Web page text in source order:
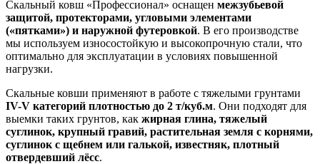
Скальный ковш «Профессионал» оснащен межзубьевой
защитой, протекторами, угловыми элементами
(«пятками») и наружной футеровкой. В его производстве
мы используем износостойкую и высокопрочную стали, что
оптимально для эксплуатации в условиях повышенной
нагрузки.
Скальные ковши применяют в работе с тяжелыми грунтами
IV-V категорий плотностью до 2 т/куб.м. Они подходят для
выемки таких грунтов, как жирная глина, тяжелый
суглинок, крупный гравий, растительная земля с корнями,
суглинок с щебнем или галькой, известняк, плотный
отвердевший лёсс.